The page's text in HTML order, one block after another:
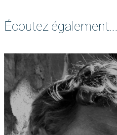
Écoutez également...